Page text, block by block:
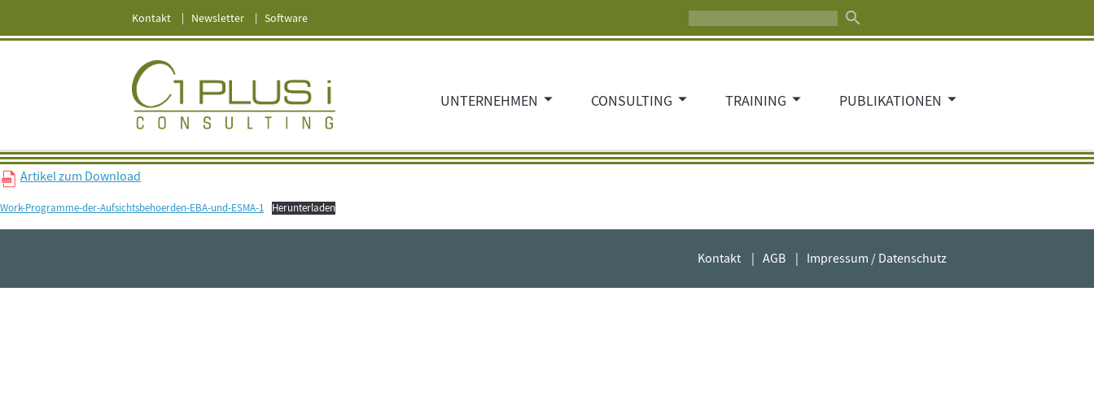
Kontakt Newsletter Software search
UNTERNEHMEN CONSULTING TRAINING PUBLIKATIONEN
Artikel zum Download
Work-Programme-der-Aufsichtsbehoerden-EBA-und-ESMA-1 Herunterladen
Kontakt AGB Impressum / Datenschutz